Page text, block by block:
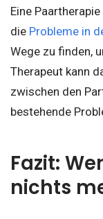
Eine
die Probleme in
Wege zu finden,
Therapeut kann
zwischen den
bestehende
Fazit:
nichts